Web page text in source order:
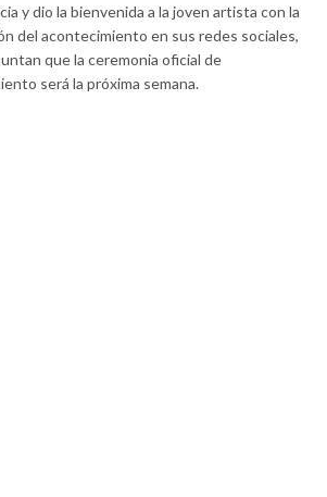
y dio la bienvenida a la joven artista con la
del acontecimiento en sus redes sociales,
que la ceremonia oficial de
será la próxima semana.